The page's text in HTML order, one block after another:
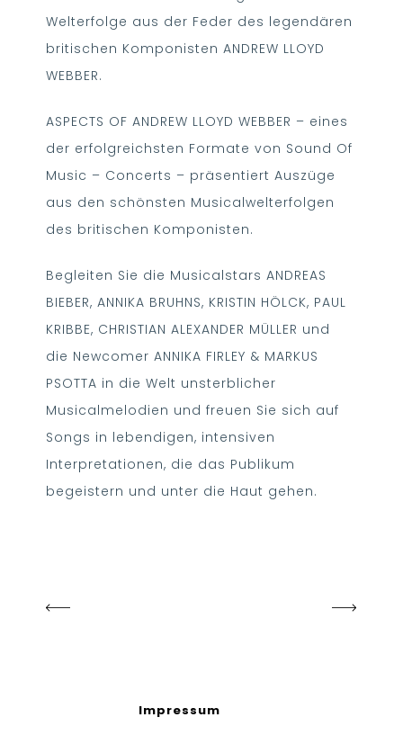
Welterfolge aus der Feder des legendären
britischen Komponisten ANDREW LLOYD
WEBBER.
ASPECTS OF ANDREW LLOYD WEBBER – eines
der erfolgreichsten Formate von Sound Of
Music – Concerts – präsentiert Auszüge
aus den schönsten Musicalwelterfolgen
des britischen Komponisten.
Begleiten Sie die Musicalstars ANDREAS
BIEBER, ANNIKA BRUHNS, KRISTIN HÖLCK, PAUL
KRIBBE, CHRISTIAN ALEXANDER MÜLLER und
die Newcomer ANNIKA FIRLEY & MARKUS
PSOTTA in die Welt unsterblicher
Musicalmelodien und freuen Sie sich auf
Songs in lebendigen, intensiven
Interpretationen, die das Publikum
begeistern und unter die Haut gehen.
Impressum